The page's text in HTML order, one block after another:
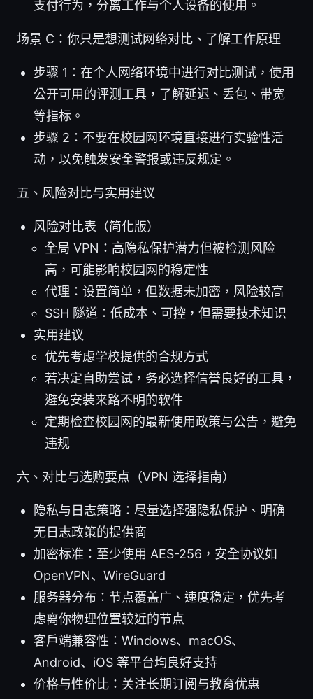
支付行为，分离工作与个人设备的使用。
场景 C：你只是想测试网络对比、了解工作原理
步骤 1：在个人网络环境中进行对比测试，使用
公开可用的评测工具，了解延迟、丢包、带宽
等指标。
步骤 2：不要在校园网环境直接进行实验性活
动，以免触发安全警报或违反规定。
五、风险对比与实用建议
风险对比表（简化版）
全局 VPN：高隐私保护潜力但被检测风险
高，可能影响校园网的稳定性
代理：设置简单，但数据未加密，风险较高
SSH 隧道：低成本、可控，但需要技术知识
实用建议
优先考虑学校提供的合规方式
若决定自助尝试，务必选择信誉良好的工具，
避免安装来路不明的软件
定期检查校园网的最新使用政策与公告，避免
违规
六、对比与选购要点（VPN 选择指南）
隐私与日志策略：尽量选择强隐私保护、明确
无日志政策的提供商
加密标准：至少使用 AES-256，安全协议如
OpenVPN、WireGuard
服务器分布：节点覆盖广、速度稳定，优先考
虑离你物理位置较近的节点
客户端兼容性：Windows、macOS、
Android、iOS 等平台均良好支持
价格与性价比：关注长期订阅与教育优惠